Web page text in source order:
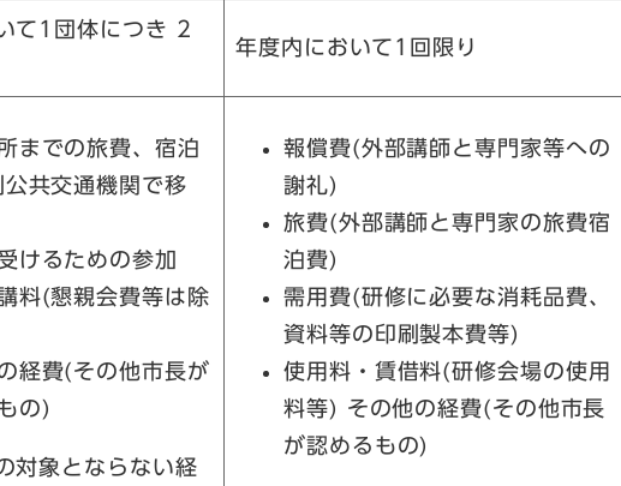
て1団体につき 2
年度内において1回限り
までの旅費、宿泊
共交通機関で移
けるための参加
料(懇親会費等は除
経費(その他市長が
の)
対象とならない経
報償費(外部講師と専門家等への
謝礼)
旅費(外部講師と専門家の旅費宿
泊費)
需用費(研修に必要な消耗品費、
資料等の印刷製本費等)
使用料・賃借料(研修会場の使用
料等) その他の経費(その他市長
が認めるもの)